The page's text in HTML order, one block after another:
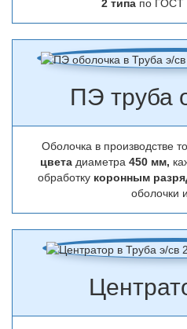
2 типа по ГОСТ
ПЭ труба
Оболочка в производстве
цвета диаметра 450 мм,
обработку коронным
оболочки